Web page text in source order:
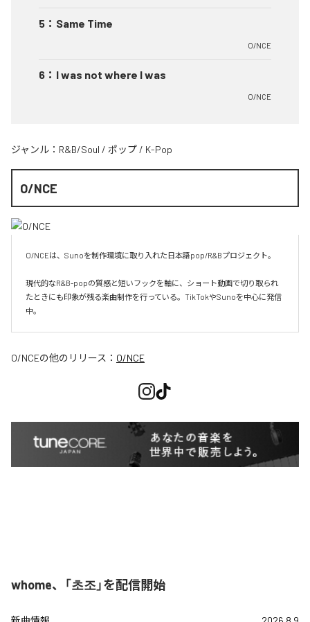
5 ： Same Time
O/NCE
6 ： I was not where I was
O/NCE
ジャンル： R&B/Soul / ポップ / K-Pop
O/NCE
O/NCEは、Sunoを制作環境に取り入れた日本語pop/R&Bプロジェクト。
現代的なR&B-popの質感と短いフックを軸に、ショート動画で切り取られ
たときにも印象が残る楽曲制作を行っている。TikTokやSunoを中心に発信
O/NCEの他のリリース： O/NCE
whome、「초조」を配信開始